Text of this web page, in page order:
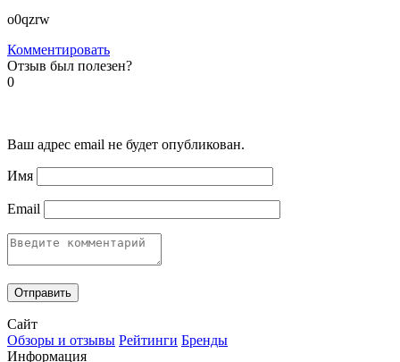
o0qzrw
Комментировать
Отзыв был полезен?
0
Ваш адрес email не будет опубликован.
Имя
Email
Сайт
Обзоры и отзывы Рейтинги Бренды
Информация